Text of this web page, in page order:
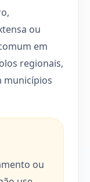
ou
em
regionais,
municípios
ou